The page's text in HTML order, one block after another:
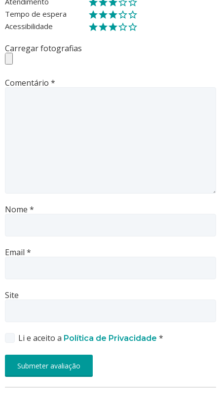
Tempo de espera
Acessibilidade
Carregar fotografias
Comentário *
Nome *
Email *
Site
Li e aceito a Política de Privacidade *